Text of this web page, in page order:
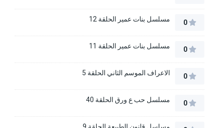
0 مسلسل بنات عمير الحلقة 12
0 مسلسل بنات عمير الحلقة 11
0 الاعراف الموسم الثاني الحلقة 5
0 مسلسل حب ع ورق الحلقة 40
مسلسل قانون الطبيعة الحلقة 9